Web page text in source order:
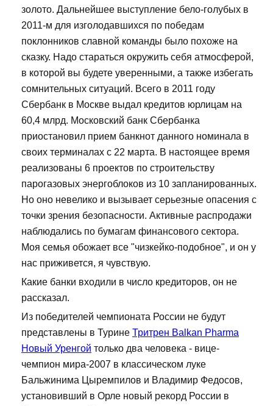
золото. Дальнейшее выступление бело-голубых в
2011-м для изголодавшихся по победам
поклонников славной команды было похоже на
сказку. Надо стараться окружить себя атмосферой,
в которой вы будете уверенными, а также избегать
сомнительных ситуаций. Всего в 2011 году
Сбербанк в Москве выдал кредитов юрлицам на
60,4 млрд. Московский банк Сбербанка
приостановил прием банкнот данного номинала в
своих терминалах с 22 марта. В настоящее время
реализованы 6 проектов по строительству
парогазовых энергоблоков из 10 запланированных.
Но оно невелико и вызывает серьезные опасения с
точки зрения безопасности. Активные распродажи
наблюдались по бумагам финансового сектора.
Моя семья обожает все "чизкейко-подобное", и он у
нас приживется, я чувствую.
Какие банки входили в число кредиторов, он не
рассказал.
Из победителей чемпионата России не будут
представлены в Турине Тритрен Balkan Pharma
Новый Уренгой только два человека - вице-
чемпион мира-2007 в классическом луке
Бальжинима Цыремпилов и Владимир Федосов,
установивший в Орле новый рекорд России в